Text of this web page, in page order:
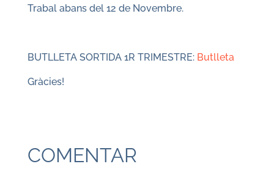
Trabal abans del 12 de Novembre.
BUTLLETA SORTIDA 1R TRIMESTRE: Butlleta
Gràcies!
COMENTAR